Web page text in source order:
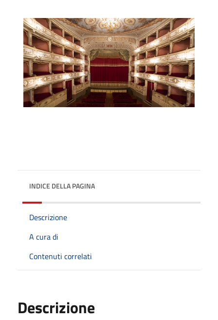
INDICE DELLA PAGINA
Descrizione
A cura di
Contenuti correlati
Descrizione